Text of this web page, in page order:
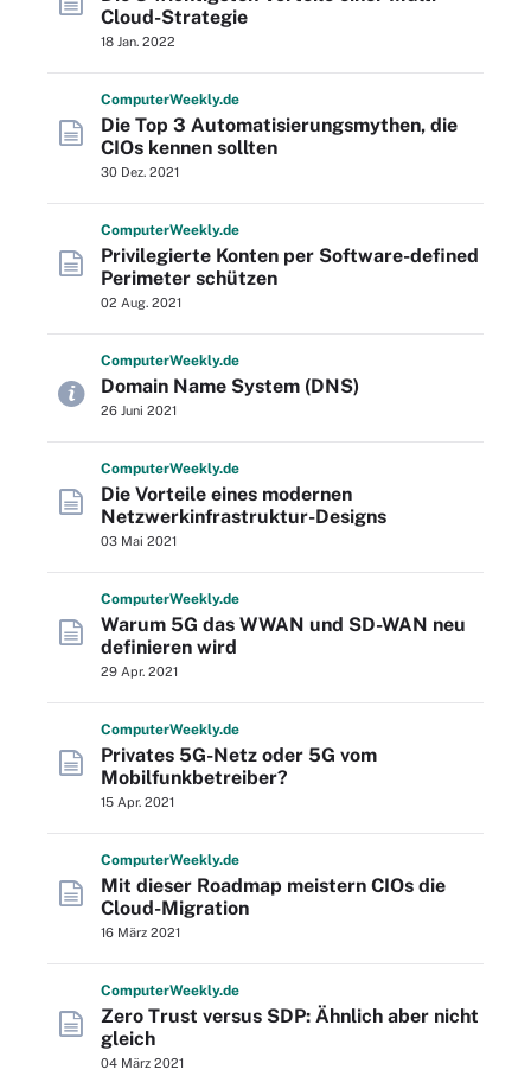
Cloud-Strategie
18 Jan. 2022
ComputerWeekly.de
Die Top 3 Automatisierungsmythen, die
CIOs kennen sollten
30 Dez. 2021
ComputerWeekly.de
Privilegierte Konten per Software-defined
Perimeter schützen
02 Aug. 2021
ComputerWeekly.de
Domain Name System (DNS)
26 Juni 2021
ComputerWeekly.de
Die Vorteile eines modernen
Netzwerkinfrastruktur-Designs
03 Mai 2021
ComputerWeekly.de
Warum 5G das WWAN und SD-WAN neu
definieren wird
29 Apr. 2021
ComputerWeekly.de
Privates 5G-Netz oder 5G vom
Mobilfunkbetreiber?
15 Apr. 2021
ComputerWeekly.de
Mit dieser Roadmap meistern CIOs die
Cloud-Migration
16 März 2021
ComputerWeekly.de
Zero Trust versus SDP: Ähnlich aber nicht
gleich
04 März 2021